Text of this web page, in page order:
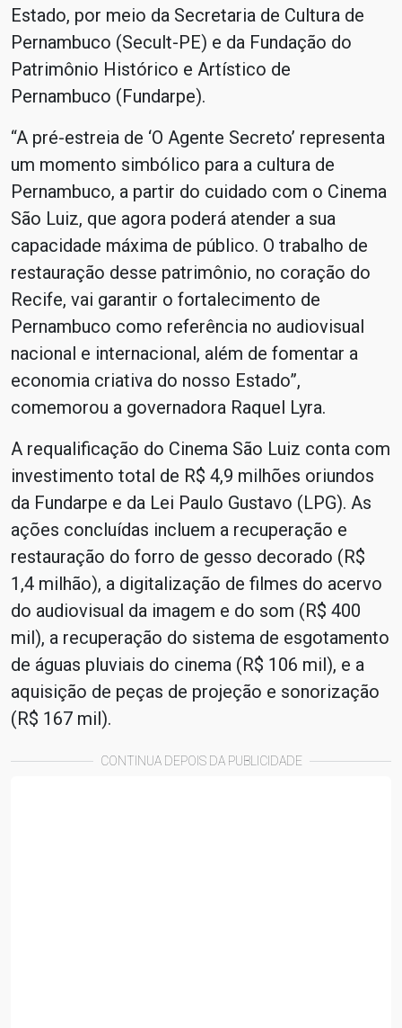
Estado, por meio da Secretaria de Cultura de
Pernambuco (Secult-PE) e da Fundação do
Patrimônio Histórico e Artístico de
Pernambuco (Fundarpe).
“A pré-estreia de ‘O Agente Secreto’ representa
um momento simbólico para a cultura de
Pernambuco, a partir do cuidado com o Cinema
São Luiz, que agora poderá atender a sua
capacidade máxima de público. O trabalho de
restauração desse patrimônio, no coração do
Recife, vai garantir o fortalecimento de
Pernambuco como referência no audiovisual
nacional e internacional, além de fomentar a
economia criativa do nosso Estado”,
comemorou a governadora Raquel Lyra.
A requalificação do Cinema São Luiz conta com
investimento total de R$ 4,9 milhões oriundos
da Fundarpe e da Lei Paulo Gustavo (LPG). As
ações concluídas incluem a recuperação e
restauração do forro de gesso decorado (R$
1,4 milhão), a digitalização de filmes do acervo
do audiovisual da imagem e do som (R$ 400
mil), a recuperação do sistema de esgotamento
de águas pluviais do cinema (R$ 106 mil), e a
aquisição de peças de projeção e sonorização
(R$ 167 mil).
CONTINUA DEPOIS DA PUBLICIDADE